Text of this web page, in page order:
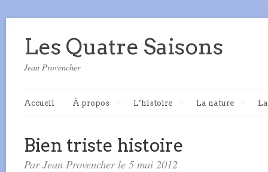
Les Quatre Saisons
Jean Provencher
Accueil À propos L’histoire La nature
Bien triste histoire
Par Jean Provencher le 5 mai 2012